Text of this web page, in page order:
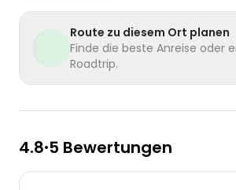
Route zu diesem Ort planen
Finde die beste Anreise oder
Roadtrip.
4.8•5 Bewertungen